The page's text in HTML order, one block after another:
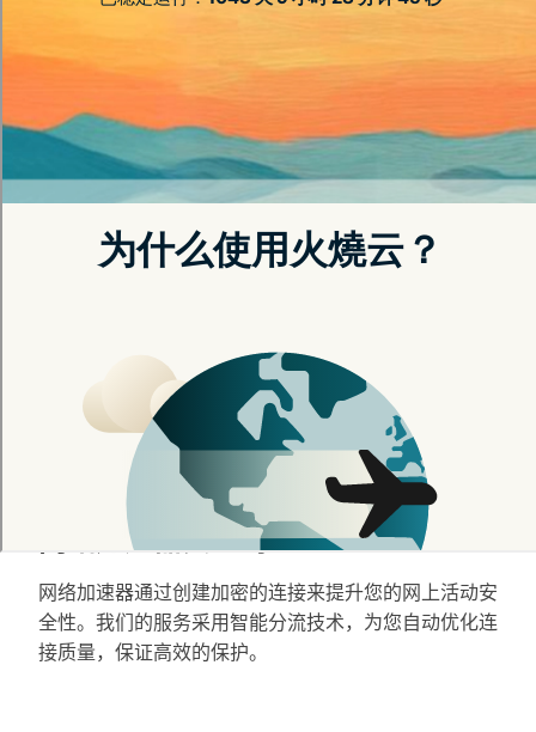
立即注册
常見問題
网络加速器安全吗? 如何选择加速器服
网络加速器安全吗?
网络加速器通过创建加密的连接来提升您的网上活动安
全性。我们的服务采用智能分流技术，为您自动优化连
接质量，保证高效的保护。